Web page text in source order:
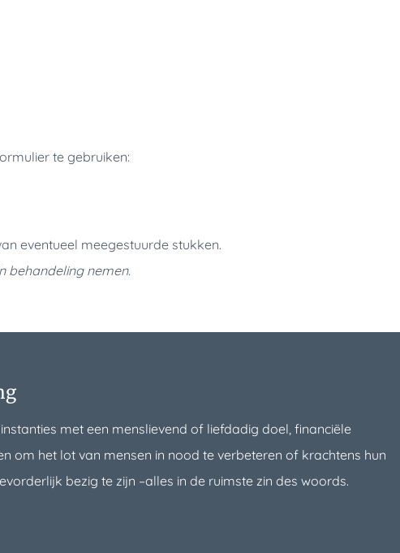
te gebruiken:
eventueel meegestuurde stukken.
behandeling nemen.
met een menslievend of liefdadig doel, financiële
om het lot van mensen in nood te verbeteren of krachtens hun
bezig te zijn –alles in de ruimste zin des woords.